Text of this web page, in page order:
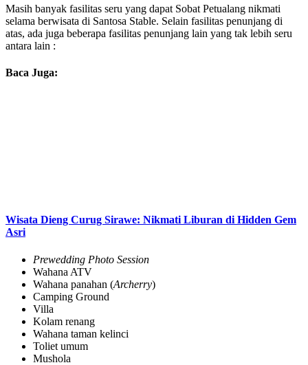
Masih banyak fasilitas seru yang dapat Sobat Petualang nikmati
selama berwisata di Santosa Stable. Selain fasilitas penunjang di
atas, ada juga beberapa fasilitas penunjang lain yang tak lebih seru
antara lain :
Baca Juga:
Wisata Dieng Curug Sirawe: Nikmati Liburan di Hidden Gem
Asri
Prewedding Photo Session
Wahana ATV
Wahana panahan (Archerry)
Camping Ground
Villa
Kolam renang
Wahana taman kelinci
Toliet umum
Mushola